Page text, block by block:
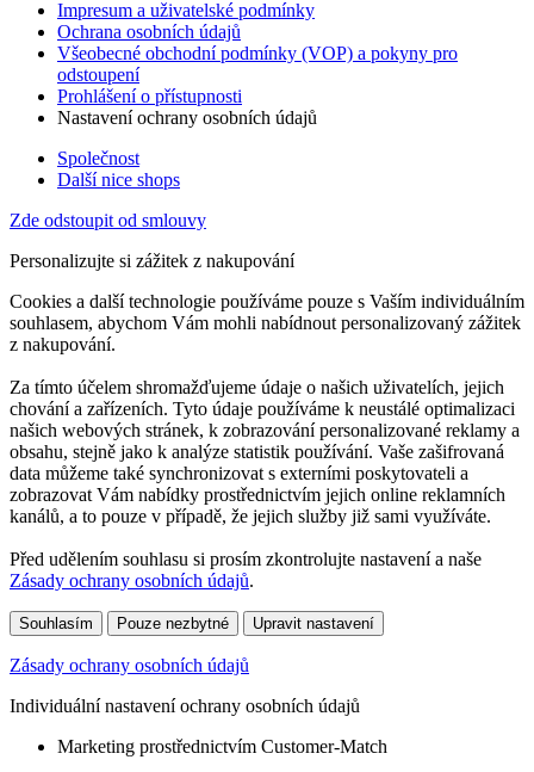
Impresum a uživatelské podmínky
Ochrana osobních údajů
Všeobecné obchodní podmínky (VOP) a pokyny pro
odstoupení
Prohlášení o přístupnosti
Nastavení ochrany osobních údajů
Společnost
Další nice shops
Zde odstoupit od smlouvy
Personalizujte si zážitek z nakupování
Cookies a další technologie používáme pouze s Vaším individuálním
souhlasem, abychom Vám mohli nabídnout personalizovaný zážitek
z nakupování.
Za tímto účelem shromažďujeme údaje o našich uživatelích, jejich
chování a zařízeních. Tyto údaje používáme k neustálé optimalizaci
našich webových stránek, k zobrazování personalizované reklamy a
obsahu, stejně jako k analýze statistik používání. Vaše zašifrovaná
data můžeme také synchronizovat s externími poskytovateli a
zobrazovat Vám nabídky prostřednictvím jejich online reklamních
kanálů, a to pouze v případě, že jejich služby již sami využíváte.
Před udělením souhlasu si prosím zkontrolujte nastavení a naše
Zásady ochrany osobních údajů.
Souhlasím Pouze nezbytné Upravit nastavení
Zásady ochrany osobních údajů
Individuální nastavení ochrany osobních údajů
Marketing prostřednictvím Customer-Match